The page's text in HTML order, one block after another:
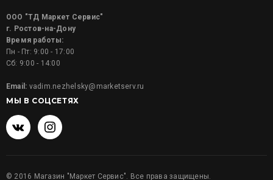
ООО "ТД Маркет Сервис"
г. Ростов-на-Дону
Время работы:
Пн - Пт: 9:00 - 17:00
Сб: 9:00 - 14:00
Email: vadim.nezhelsky@marketserv.ru
МЫ В СОЦСЕТЯХ
© 2016 Магазин "Маркет Сервис". Все права защищены.